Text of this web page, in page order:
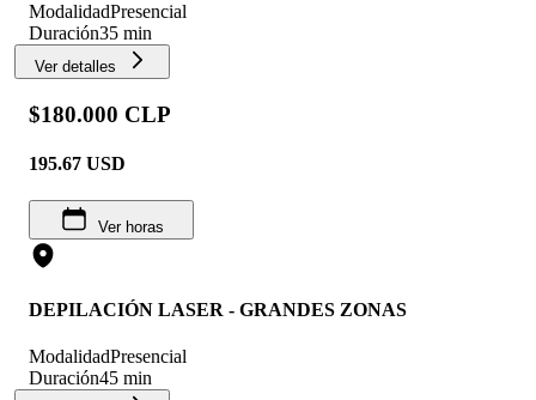
ModalidadPresencial
Duración35 min
Ver detalles
$180.000 CLP
195.67 USD
Ver horas
DEPILACIÓN LASER - GRANDES ZONAS
ModalidadPresencial
Duración45 min